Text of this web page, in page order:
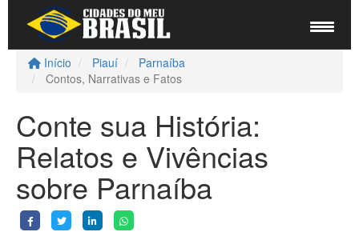
Início Piauí
Parnaíba
Contos, Narrativas e Fatos
Conte sua História:
Relatos e Vivências
sobre Parnaíba